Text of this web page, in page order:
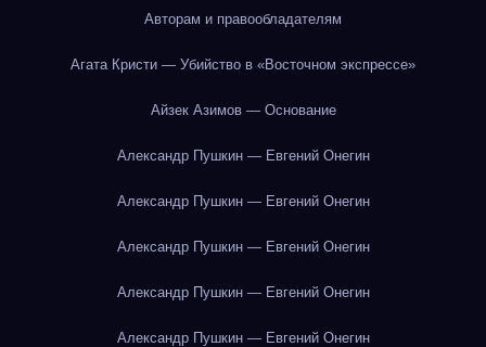
Авторам и правообладателям
Агата Кристи — Убийство в «Восточном экспрессе»
Айзек Азимов — Основание
Александр Пушкин — Евгений Онегин
Александр Пушкин — Евгений Онегин
Александр Пушкин — Евгений Онегин
Александр Пушкин — Евгений Онегин
Александр Пушкин — Евгений Онегин